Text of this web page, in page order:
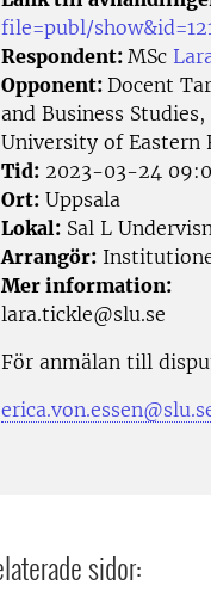
file=publ/
Respondent: MSc
Opponent: Docent
and Business
University of Eastern
Tid: 2023-03-24
Ort: Uppsala
Lokal: Sal L
Arrangör:
Mer information:
lara.tickle@slu.se
För anmälan till
sidor: